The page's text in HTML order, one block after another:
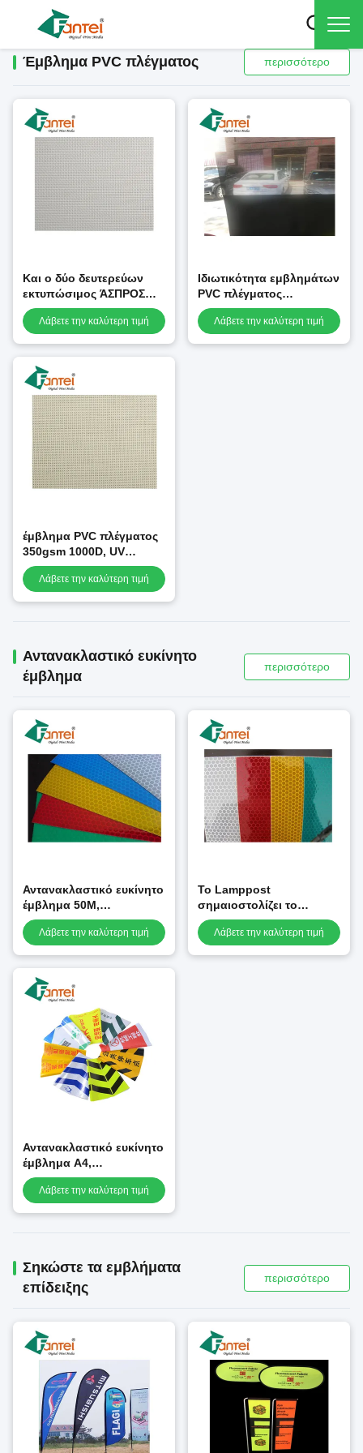
Έμβλημα PVC πλέγματος περισσότερο
Και ο δύο δευτερεύων
εκτυπώσιμος ΆΣΠΡΟΣ
ευνοϊκός για το
περιβάλλον εμβλημάτων
Λάβετε την καλύτερη τιμή
Ιδιωτικότητα εμβλημάτων
PVC πλέγματος
κουρτινών, έμβλημα
πλέγματος αντίστασης
Λάβετε την καλύτερη τιμή
έμβλημα PVC πλέγματος
350gsm 1000D, UV
εμβλήματα διαφήμισης
PVC εκτύπωσης
Λάβετε την καλύτερη τιμή
Αντανακλαστικό ευκίνητο
έμβλημα
περισσότερο
Αντανακλαστικό ευκίνητο
έμβλημα 50M,
αντανακλαστικό φύλλο
του ISO PVC για την
σημαδιών
Λάβετε την καλύτερη τιμή
Το Lamppost
σημαιοστολίζει το
αντανακλαστικό ευκίνητο
έμβλημα 1X1m 350gsm
Λάβετε την καλύτερη τιμή
Αντανακλαστικό ευκίνητο
έμβλημα A4,
αντανακλαστικό υλικό
κυκλοφορίας ασφάλειας
Λάβετε την καλύτερη τιμή
Σηκώστε τα εμβλήματα
επίδειξης
περισσότερο